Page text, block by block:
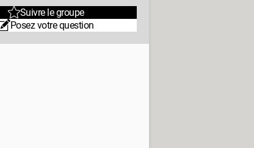
Suivre le groupe
Posez votre question